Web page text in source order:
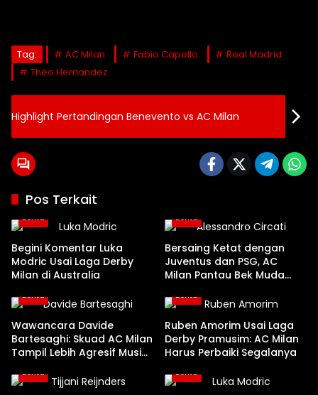
Tag: AC Milan Fabio Capello
Real Madrid
Theo Hernandez
Highlight Pertandingan Benevento vs AC Milan
Pos Terkait
Berita
Begini Komentar Luka
Modric Usai Laga Derby
Milan di Australia
Berita
Bersaing Ketat dengan
Juventus dan PSG, AC
Milan Pantau Bek Muda
Berita
Wawancara Davide
Bartesaghi: Skuad AC Milan
Tampil Lebih Agresif Musim
Berita
Ruben Amorim Usai Laga
Derby Pramusim: AC Milan
Harus Perbaiki Segalanya
Berita Berita